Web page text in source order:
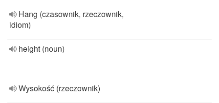
Hang (czasownik, rzeczownik,
idiom)
height (noun)
Wysokość (rzeczownik)